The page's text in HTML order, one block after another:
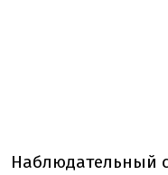
Наблюдательный